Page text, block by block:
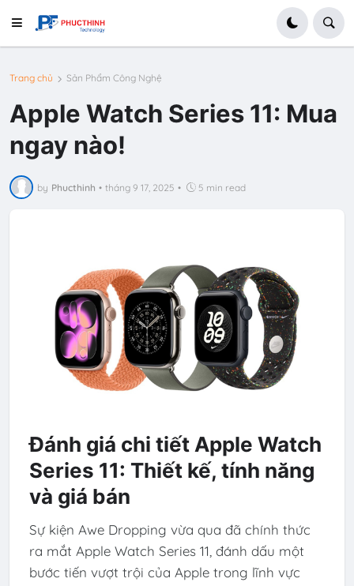
Trang chủ Sản Phẩm Công Nghệ
Apple Watch Series 11: Mua
ngay nào!
by Phucthinh • tháng 9 17, 2025 • 5 min read
Đánh giá chi tiết Apple Watch
Series 11: Thiết kế, tính năng
và giá bán
Sự kiện Awe Dropping vừa qua đã chính thức
ra mắt Apple Watch Series 11, đánh dấu một
bước tiến vượt trội của Apple trong lĩnh vực